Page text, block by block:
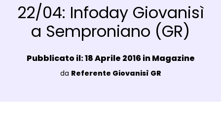
22/04: Infoday Giovanisì
a Semproniano (GR)
Data e ora:
Pubblicato il: 18 Aprile 2016 inMagazine
Luogo:
da Referente Giovanisì GR